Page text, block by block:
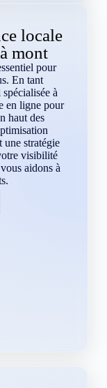
locale
mont
pour
En tant
à
en ligne pour
haut des
une stratégie
visibilité
aidons à